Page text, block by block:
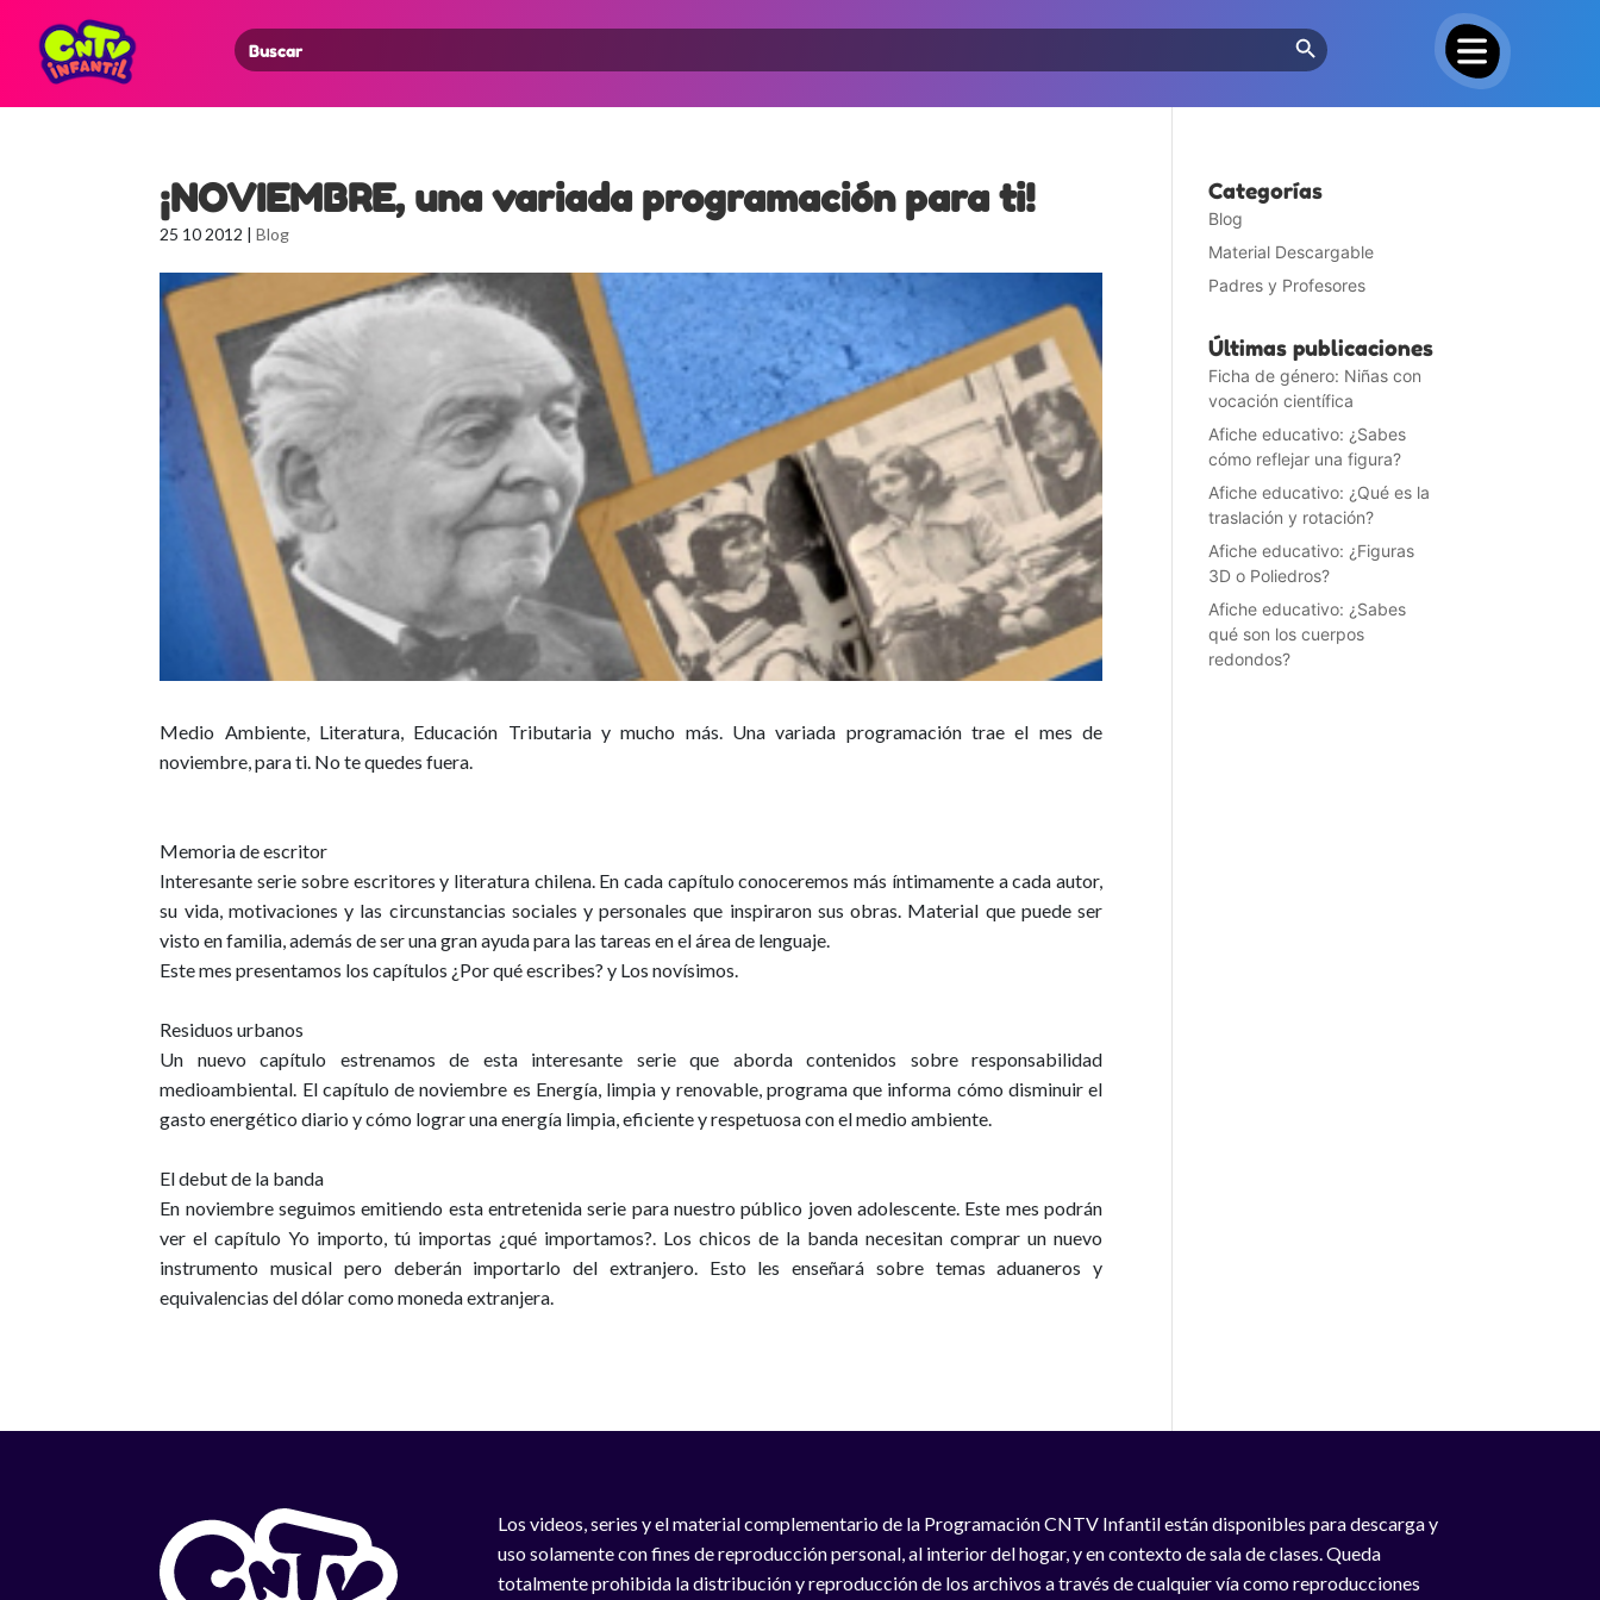
Search
for:
Search Button
¡NOVIEMBRE, una variada programación para ti!
25 10 2012 |Blog
Medio Ambiente, Literatura, Educación Tributaria y mucho más. Una variada programación trae el mes de
noviembre, para ti. No te quedes fuera.
Memoria de escritor
Interesante serie sobre escritores y literatura chilena. En cada capítulo conoceremos más íntimamente a cada autor,
su vida, motivaciones y las circunstancias sociales y personales que inspiraron sus obras. Material que puede ser
visto en familia, además de ser una gran ayuda para las tareas en el área de lenguaje.
Este mes presentamos los capítulos ¿Por qué escribes? y Los novísimos.
Residuos urbanos
Un nuevo capítulo estrenamos de esta interesante serie que aborda contenidos sobre responsabilidad
medioambiental. El capítulo de noviembre es Energía, limpia y renovable, programa que informa cómo disminuir el
gasto energético diario y cómo lograr una energía limpia, eficiente y respetuosa con el medio ambiente.
El debut de la banda
En noviembre seguimos emitiendo esta entretenida serie para nuestro público joven adolescente. Este mes podrán
ver el capítuloYo importo, tú importas ¿qué importamos?. Los chicos de la banda necesitan comprar un nuevo
instrumento musical pero deberán importarlo del extranjero. Esto les enseñará sobre temas aduaneros y
equivalencias del dólar como moneda extranjera.
Categorías
Blog
Material Descargable
Padres y Profesores
Últimas publicaciones
Ficha de género: Niñas con
vocación científica
Afiche educativo: ¿Sabes
cómo reflejar una figura?
Afiche educativo: ¿Qué es la
traslación y rotación?
Afiche educativo: ¿Figuras
3D o Poliedros?
Afiche educativo: ¿Sabes
qué son los cuerpos
redondos?
Los videos, series y el material complementario de la Programación CNTV Infantil están disponibles para descarga y
uso solamente con fines de reproducción personal, al interior del hogar, y en contexto de sala de clases. Queda
totalmente prohibida la distribución y reproducción de los archivos a través de cualquier vía como reproducciones